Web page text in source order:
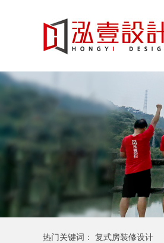
热门关键词： 复式房装修设计